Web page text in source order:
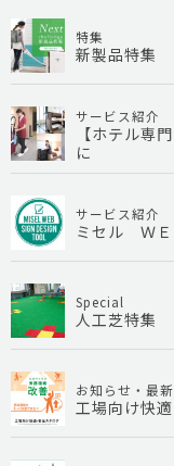
特集
新製品特集
サービス紹介
【ホテル専
に
サービス紹介
ミセル ＷＥ
Special
人工芝特集
お知らせ・最
工場向け快